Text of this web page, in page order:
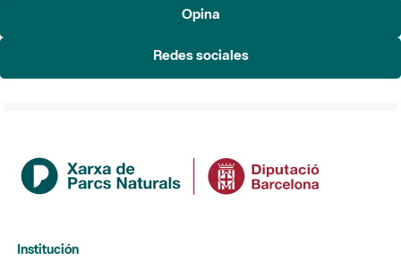
Opina
Redes sociales
Institución